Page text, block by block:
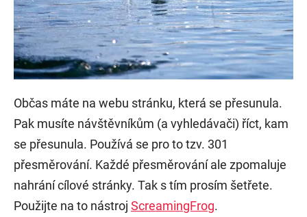
Občas máte na webu stránku, která se přesunula.
Pak musíte návštěvníkům (a vyhledávači) říct, kam
se přesunula. Používá se pro to tzv. 301
přesměrování. Každé přesměrování ale zpomaluje
nahrání cílové stránky. Tak s tím prosím šetřete.
Použijte na to nástroj ScreamingFrog.